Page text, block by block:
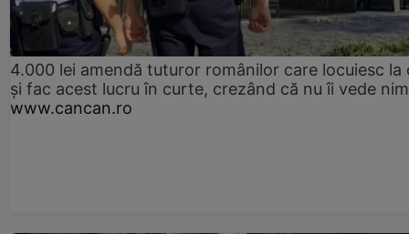
4.000 lei amendă tuturor românilor care locuiesc la
și fac acest lucru în curte, crezând că nu îi vede
www.cancan.ro